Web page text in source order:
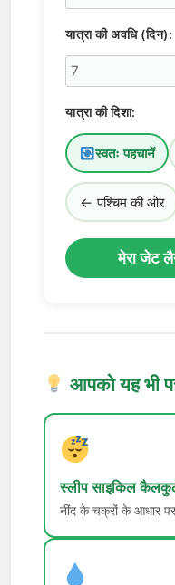
यात्रा की अवधि (दिन):
यात्रा की दिशा:
स्वतः पहचानें
← पश्चिम की ओर
मेरा जेट
आपको यह भी
स्लीप साइकिल
नींद के चक्रों के आधार